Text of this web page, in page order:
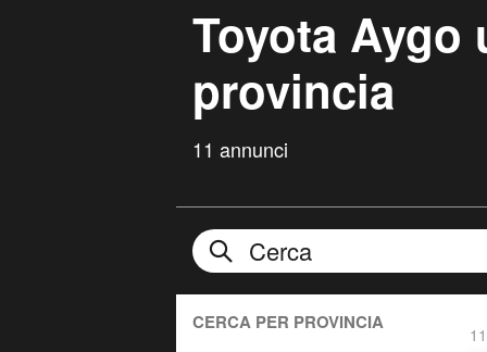
Toyota Aygo
provincia
11 annunci
CERCA PER PROVINCIA